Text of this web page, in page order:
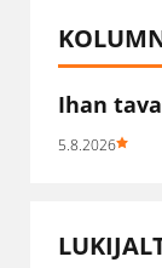
Ihan
5.8.2026